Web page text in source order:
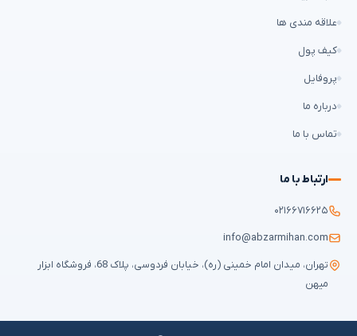
علاقه مندی ها
کیف پول
پروفایل
درباره ما
تماس با ما
ارتباط با ما
۰۲۱۶۶۷۱۶۶۲۵
info@abzarmihan.com
تهران، میدان امام خمینی (ره)، خیابان فردوسی، پلاک 68، فروشگاه ابزار
میهن